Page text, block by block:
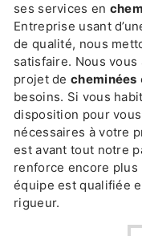
ses services en
Entreprise usant
de qualité, nous
satisfaire. Nous
projet de cheminées
besoins. Si vous
disposition pour
nécessaires à votre
est avant tout notre
renforce encore
équipe est qualifiée
rigueur.